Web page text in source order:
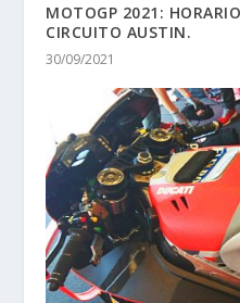
MOTOGP 2021:
CIRCUITO AUSTIN.
30/09/2021